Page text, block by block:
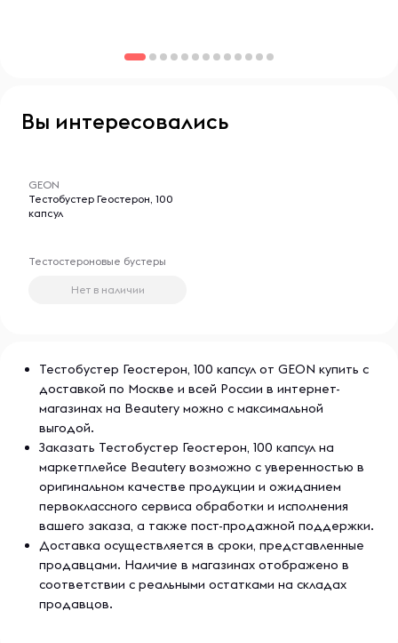
Вы интересовались
GEON
Тестобустер Геостерон, 100
капсул
Тестостероновые бустеры
Нет в наличии
Тестобустер Геостерон, 100 капсул от GEON купить с
доставкой по Москве и всей России в интернет-
магазинах на Beautery можно с максимальной
выгодой.
Заказать Тестобустер Геостерон, 100 капсул на
маркетплейсе Beautery возможно с уверенностью в
оригинальном качестве продукции и ожиданием
первоклассного сервиса обработки и исполнения
вашего заказа, а также пост-продажной поддержки.
Доставка осуществляется в сроки, представленные
продавцами. Наличие в магазинах отображено в
соответствии с реальными остатками на складах
продавцов.